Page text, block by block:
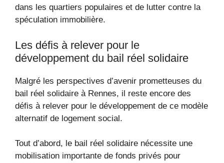
dans les quartiers populaires et de lutter contre la
spéculation immobilière.
Les défis à relever pour le
développement du bail réel solidaire
Malgré les perspectives d’avenir prometteuses du
bail réel solidaire à Rennes, il reste encore des
défis à relever pour le développement de ce modèle
alternatif de logement social.
Tout d’abord, le bail réel solidaire nécessite une
mobilisation importante de fonds privés pour